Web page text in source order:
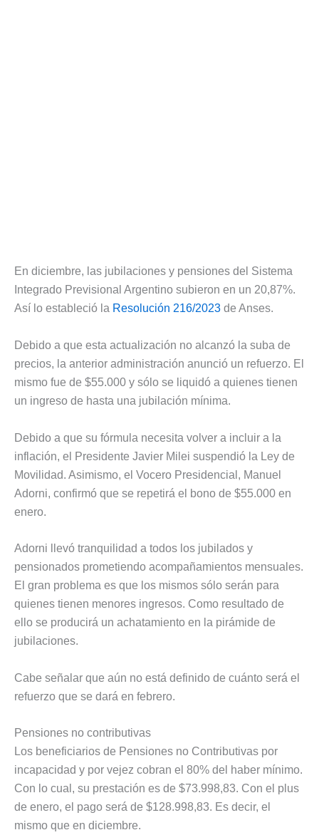
En diciembre, las jubilaciones y pensiones del Sistema
Integrado Previsional Argentino subieron en un 20,87%.
Así lo estableció la Resolución 216/2023 de Anses.
Debido a que esta actualización no alcanzó la suba de
precios, la anterior administración anunció un refuerzo. El
mismo fue de $55.000 y sólo se liquidó a quienes tienen
un ingreso de hasta una jubilación mínima.
Debido a que su fórmula necesita volver a incluir a la
inflación, el Presidente Javier Milei suspendió la Ley de
Movilidad. Asimismo, el Vocero Presidencial, Manuel
Adorni, confirmó que se repetirá el bono de $55.000 en
enero.
Adorni llevó tranquilidad a todos los jubilados y
pensionados prometiendo acompañamientos mensuales.
El gran problema es que los mismos sólo serán para
quienes tienen menores ingresos. Como resultado de
ello se producirá un achatamiento en la pirámide de
jubilaciones.
Cabe señalar que aún no está definido de cuánto será el
refuerzo que se dará en febrero.
Pensiones no contributivas
Los beneficiarios de Pensiones no Contributivas por
incapacidad y por vejez cobran el 80% del haber mínimo.
Con lo cual, su prestación es de $73.998,83. Con el plus
de enero, el pago será de $128.998,83. Es decir, el
mismo que en diciembre.